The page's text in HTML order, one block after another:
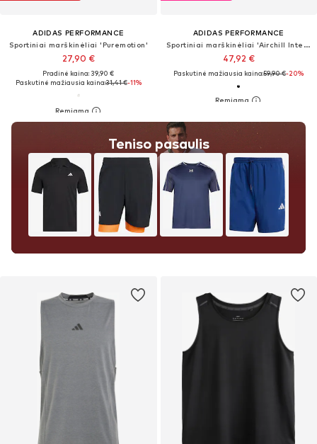
ADIDAS PERFORMANCE
Sportiniai marškinėliai 'Puremotion'
27,90 €
Pradinė kaina: 39,90 €
Paskutinė mažiausia kaina:31,41 €-11%
Teniso pasaulis
ADIDAS PERFORMANCE
Sportiniai marškinėliai 'Airchill Intensity'
47,92 €
Paskutinė mažiausia kaina:59,90 €-20%